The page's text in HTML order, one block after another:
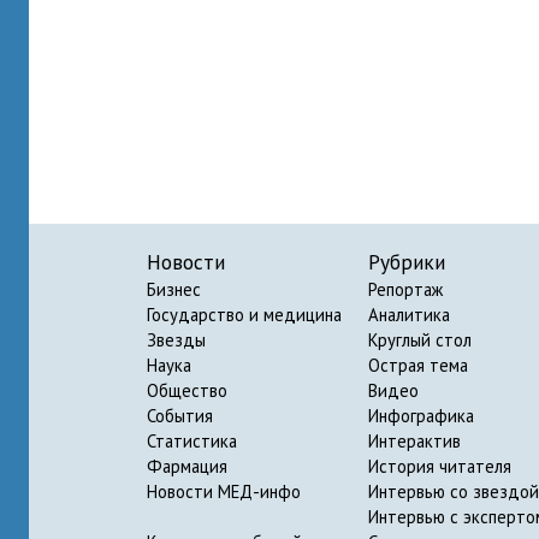
Новости
Бизнес
Государство и медицина
Звезды
Наука
Общество
События
Статистика
Фармация
Новости МЕД-инфо
Рубрики
Репортаж
Аналитика
Круглый стол
Острая тема
Видео
Инфографика
Интерактив
История читателя
Интервью со звездой
Интервью с